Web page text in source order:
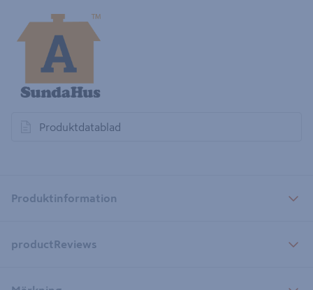
Produktdatablad
öppnas i en ny flik
Produktinformation
productReviews